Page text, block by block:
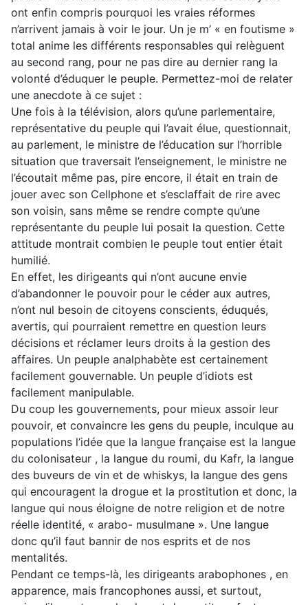
ont enfin compris pourquoi les vraies réformes
n’arrivent jamais à voir le jour. Un je m’ « en foutisme »
total anime les différents responsables qui relèguent
au second rang, pour ne pas dire au dernier rang la
volonté d’éduquer le peuple. Permettez-moi de relater
une anecdote à ce sujet :
Une fois à la télévision, alors qu’une parlementaire,
représentative du peuple qui l’avait élue, questionnait,
au parlement, le ministre de l’éducation sur l’horrible
situation que traversait l’enseignement, le ministre ne
l’écoutait même pas, pire encore, il était en train de
jouer avec son Cellphone et s’esclaffait de rire avec
son voisin, sans même se rendre compte qu’une
représentante du peuple lui posait la question. Cette
attitude montrait combien le peuple tout entier était
humilié.
En effet, les dirigeants qui n’ont aucune envie
d’abandonner le pouvoir pour le céder aux autres,
n’ont nul besoin de citoyens conscients, éduqués,
avertis, qui pourraient remettre en question leurs
décisions et réclamer leurs droits à la gestion des
affaires. Un peuple analphabète est certainement
facilement gouvernable. Un peuple d’idiots est
facilement manipulable.
Du coup les gouvernements, pour mieux assoir leur
pouvoir, et convaincre les gens du peuple, inculque au
populations l’idée que la langue française est la langue
du colonisateur , la langue du roumi, du Kafr, la langue
des buveurs de vin et de whiskys, la langue des gens
qui encouragent la drogue et la prostitution et donc, la
langue qui nous éloigne de notre religion et de notre
réelle identité, « arabo- musulmane ». Une langue
donc qu’il faut bannir de nos esprits et de nos
mentalités.
Pendant ce temps-là, les dirigeants arabophones , en
apparence, mais francophones aussi, et surtout,